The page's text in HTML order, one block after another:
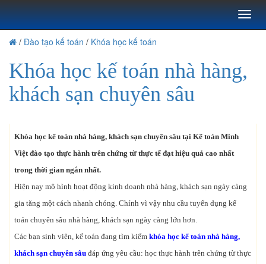
Toggle
/ Đào tạo kế toán / Khóa học kế toán
Khóa học kế toán nhà hàng,
khách sạn chuyên sâu
Khóa học kế toán nhà hàng, khách sạn chuyên sâu tại Kế toán Minh
Việt đào tạo thực hành trên chứng từ thực tế đạt hiệu quả cao nhất
trong thời gian ngắn nhất.
Hiện nay mô hình hoạt động kinh doanh nhà hàng, khách sạn ngày càng
gia tăng một cách nhanh chóng. Chính vì vậy nhu cầu tuyển dụng kế
toán chuyên sâu nhà hàng, khách sạn ngày càng lớn hơn.
Các bạn sinh viên, kế toán đang tìm kiếm khóa học kế toán nhà hàng,
khách sạn chuyên sâu đáp ứng yêu cầu: học thực hành trên chứng từ thực